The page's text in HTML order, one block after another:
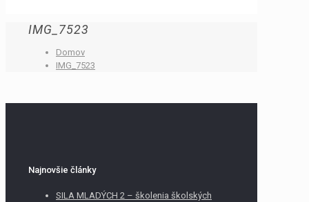
IMG_7523
Domov
IMG_7523
Najnovšie články
SILA MLADÝCH 2 – školenia školských